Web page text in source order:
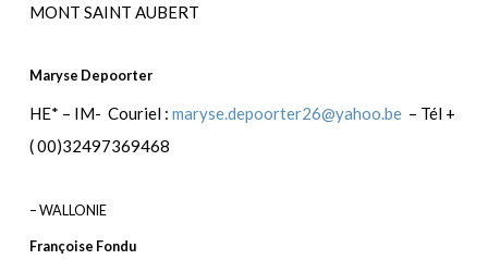
MONT SAINT AUBERT
Maryse Depoorter
HE* – IM- Couriel : maryse.depoorter26@yahoo.be– Tél +
( 00)32497369468
– WALLONIE
Françoise Fondu